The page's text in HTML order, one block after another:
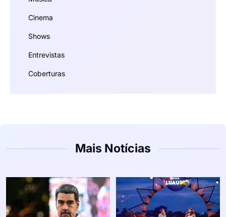
Cinema
Shows
Entrevistas
Coberturas
Mais Notícias